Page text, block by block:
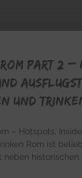
ROM PART 2
und
– Hotspots,
Rom ist
neben historischen